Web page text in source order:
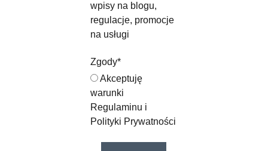
wpisy na blogu,
regulacje, promocje
na usługi
Zgody*
Akceptuję
warunki
Regulaminu i
Polityki Prywatności